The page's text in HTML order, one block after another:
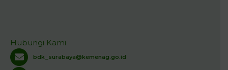
Hubungi Kami
bdk_surabaya@kemenag.go.id